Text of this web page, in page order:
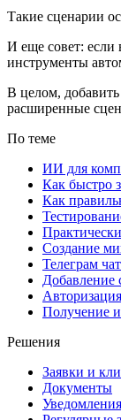
Такие сценарии
И еще совет: если
инструменты
В целом,
расширенные
По теме
ИИ для
Как быстро
Как
Создание
Телеграм
Добавление
Получение
Решения
Заявки и
Документы
Уведомления